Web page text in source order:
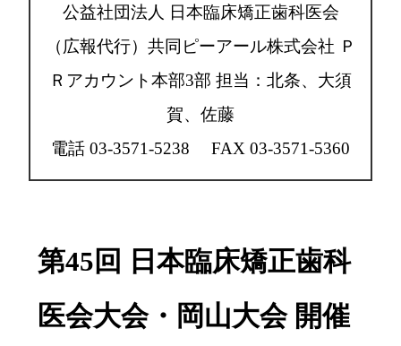
公益社団法人 日本臨床矯正歯科医会
（広報代行）共同ピーアール株式会社 Ｐ
Ｒアカウント本部3部 担当：北条、大須
賀、佐藤
電話 03-3571-5238 FAX 03-3571-5360
第45回 日本臨床矯正歯科
医会大会・岡山大会 開催